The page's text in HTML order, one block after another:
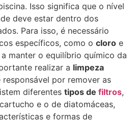
Isso significa que o nível
deve estar dentro dos
Para isso, é necessário
específicos, como o cloro e
a manter o equilíbrio químico da
realizar a limpeza
por remover as
diferentes tipos de filtros,
e o de diatomáceas,
e formas de